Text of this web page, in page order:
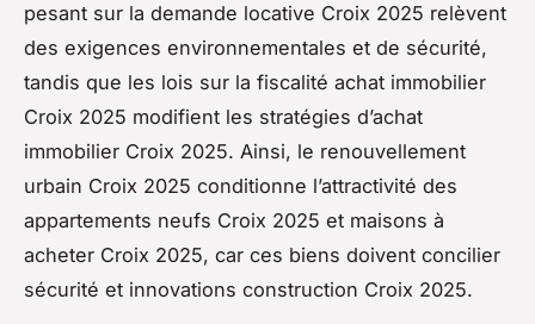
pesant sur la demande locative Croix 2025 relèvent
des exigences environnementales et de sécurité,
tandis que les lois sur la fiscalité achat immobilier
Croix 2025 modifient les stratégies d’achat
immobilier Croix 2025. Ainsi, le renouvellement
urbain Croix 2025 conditionne l’attractivité des
appartements neufs Croix 2025 et maisons à
acheter Croix 2025, car ces biens doivent concilier
sécurité et innovations construction Croix 2025.